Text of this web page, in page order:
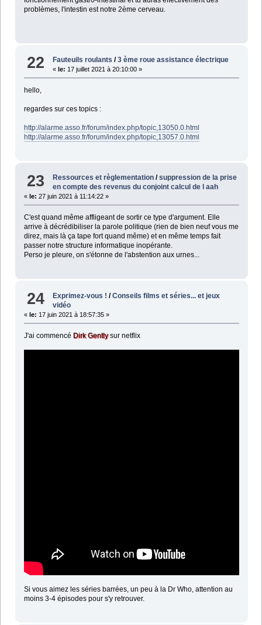
problèmes, l'intestin est notre 2ème cerveau.
22 Fauteuils roulants /3 ème roue assistance électrique
«le: 17 juillet 2021 à 20:10:00 »
hello,
regardes sur ces topics :
http://alarme.asso.fr/forum/index.php/topic,13050.0.html
http://alarme.asso.fr/forum/index.php/topic,13057.0.html
23 Ressources et règlementation /suppression de la prise
en compte des revenus du conjoint calcul de l aah
« le: 27 juin 2021 à 11:14:22 »
C'est quand même affligeant de sortir ce type d'argument. Elle
arrive à décrédibiliser la parole politique (rien de bien neuf vous me
direz, mais là ça tape fort quand même) et en même temps fait
passer notre structure informatique inopérante.
Perso je pleure, on s'étonne de l'abstention aux urnes...
24 Exprimez-vous ! /Conseils films et séries... et jeux
vidéo
« le: 17 juin 2021 à 18:57:35 »
J'ai commencé Dirk Gentlysur netflix
Si vous aimez les séries barrées, un peu à la Dr Who, attention au
moins 3-4 épisodes pour s'y retrouver.